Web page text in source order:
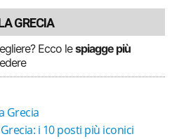
GRECIA
Ecco lespiagge più
Grecia
i 10 posti più iconici